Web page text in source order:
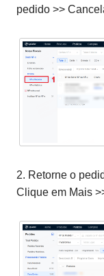
pedido >>
2. Retorne o
Clique em Mais